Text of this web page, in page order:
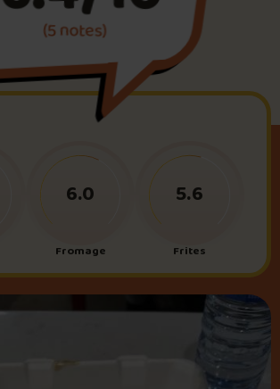
Foire aux questions
Me connecter
(5 notes)
Fromage
6.0
Frites
5.6